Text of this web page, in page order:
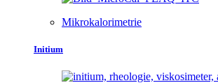
Mikrokalorimetrie
Initium